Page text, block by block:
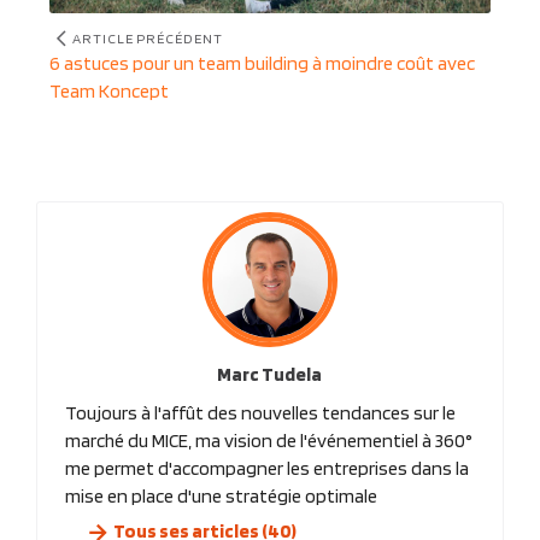
ARTICLE PRÉCÉDENT
Article
précédent
:
6 astuces pour un team building à moindre coût avec
Team Koncept
Marc Tudela
Toujours à l'affût des nouvelles tendances sur le
marché du MICE, ma vision de l'événementiel à 360°
me permet d'accompagner les entreprises dans la
mise en place d'une stratégie optimale
Tous ses articles (40)